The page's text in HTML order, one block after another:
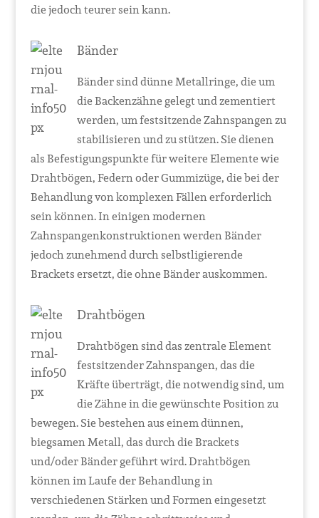
die jedoch teurer sein kann.
Bänder
Bänder sind dünne Metallringe, die um
die Backenzähne gelegt und zementiert
werden, um festsitzende Zahnspangen zu
stabilisieren und zu stützen. Sie dienen
als Befestigungspunkte für weitere Elemente wie
Drahtbögen, Federn oder Gummizüge, die bei der
Behandlung von komplexen Fällen erforderlich
sein können. In einigen modernen
Zahnspangenkonstruktionen werden Bänder
jedoch zunehmend durch selbstligierende
Brackets ersetzt, die ohne Bänder auskommen.
Drahtbögen
Drahtbögen sind das zentrale Element
festsitzender Zahnspangen, das die
Kräfte überträgt, die notwendig sind, um
die Zähne in die gewünschte Position zu
bewegen. Sie bestehen aus einem dünnen,
biegsamen Metall, das durch die Brackets
und/oder Bänder geführt wird. Drahtbögen
können im Laufe der Behandlung in
verschiedenen Stärken und Formen eingesetzt